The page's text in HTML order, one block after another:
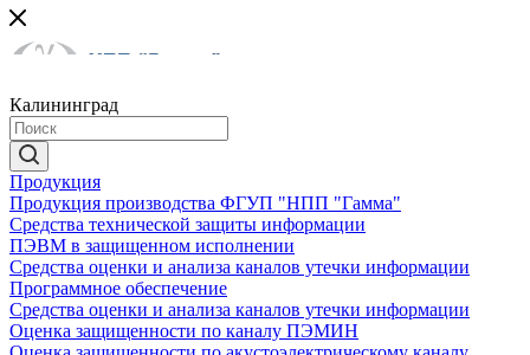
Калининград
Продукция
Продукция производства ФГУП "НПП "Гамма"
Средства технической защиты информации
ПЭВМ в защищенном исполнении
Средства оценки и анализа каналов утечки информации
Программное обеспечение
Средства оценки и анализа каналов утечки информации
Оценка защищенности по каналу ПЭМИН